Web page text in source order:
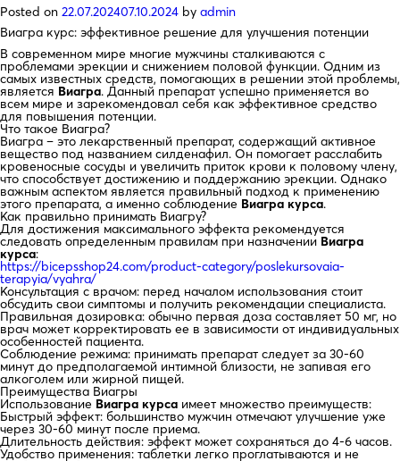
Posted on 22.07.202407.10.2024 by admin
Виагра курс: эффективное решение для улучшения потенции
В современном мире многие мужчины сталкиваются с
проблемами эрекции и снижением половой функции. Одним из
самых известных средств, помогающих в решении этой проблемы,
является Виагра. Данный препарат успешно применяется во
всем мире и зарекомендовал себя как эффективное средство
для повышения потенции.
Что такое Виагра?
Виагра – это лекарственный препарат, содержащий активное
вещество под названием силденафил. Он помогает расслабить
кровеносные сосуды и увеличить приток крови к половому члену,
что способствует достижению и поддержанию эрекции. Однако
важным аспектом является правильный подход к применению
этого препарата, а именно соблюдение Виагра курса.
Как правильно принимать Виагру?
Для достижения максимального эффекта рекомендуется
следовать определенным правилам при назначении Виагра
курса:
https://bicepsshop24.com/product-category/poslekursovaia-
terapyia/vyahra/
Консультация с врачом: перед началом использования стоит
обсудить свои симптомы и получить рекомендации специалиста.
Правильная дозировка: обычно первая доза составляет 50 мг, но
врач может корректировать ее в зависимости от индивидуальных
особенностей пациента.
Соблюдение режима: принимать препарат следует за 30-60
минут до предполагаемой интимной близости, не запивая его
алкоголем или жирной пищей.
Преимущества Виагры
Использование Виагра курса имеет множество преимуществ:
Быстрый эффект: большинство мужчин отмечают улучшение уже
через 30-60 минут после приема.
Длительность действия: эффект может сохраняться до 4-6 часов.
Удобство применения: таблетки легко проглатываются и не